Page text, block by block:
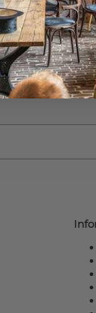
finden
Sie